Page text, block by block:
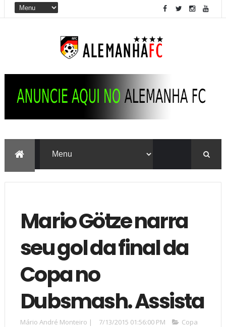
Mario Götze narra
seu gol da final da
Copa no
Dubsmash. Assista
Mário André Monteiro | 7/13/2015 01:56:00 PM
Copa